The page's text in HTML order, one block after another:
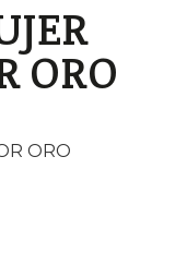
ORO
ORO